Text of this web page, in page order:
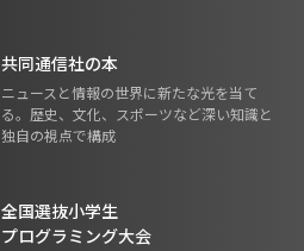
共同通信社の本
ニュースと情報の世界に新たな光を当て
る。歴史、文化、スポーツなど深い知識と
独自の視点で構成
全国選抜小学生
プログラミング大会